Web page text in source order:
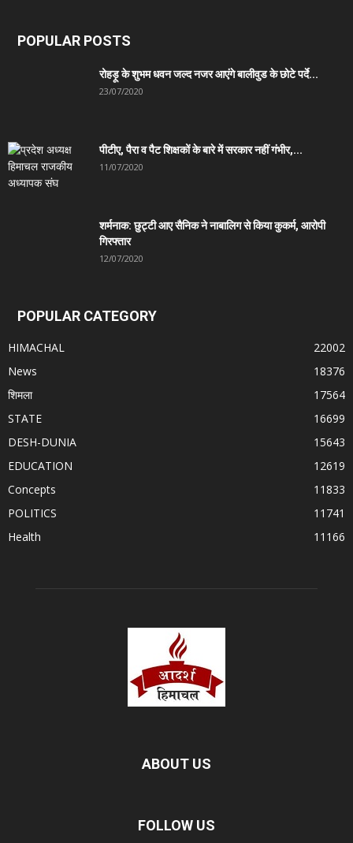
POPULAR POSTS
रोहड़ू के शुभम धवन जल्द नजर आएंगे बालीवुड के छोटे पर्दे...
23/07/2020
पीटीए, पैरा व पैट शिक्षकों के बारे में सरकार नहीं गंभीर,...
11/07/2020
शर्मनाक: छुट्टी आए सैनिक ने नाबालिग से किया कुकर्म, आरोपी
गिरफ्तार
12/07/2020
POPULAR CATEGORY
HIMACHAL
22002
News
18376
शिमला
17564
STATE
16699
DESH-DUNIA
15643
EDUCATION
12619
Concepts
11833
POLITICS
11741
Health
11166
ABOUT US
FOLLOW US